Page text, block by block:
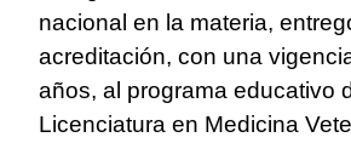
nacional en la materia,
acreditación, con una
años, al programa educativo
Licenciatura en Medicina